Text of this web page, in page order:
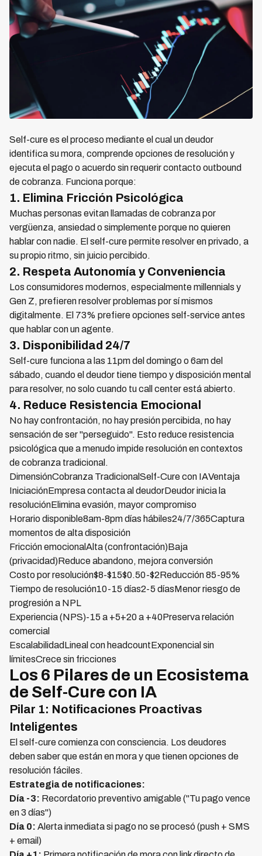
Self-cure es el proceso mediante el cual un deudor
identifica su mora, comprende opciones de resolución y
ejecuta el pago o acuerdo sin requerir contacto outbound
de cobranza. Funciona porque:
1. Elimina Fricción Psicológica
Muchas personas evitan llamadas de cobranza por
vergüenza, ansiedad o simplemente porque no quieren
hablar con nadie. El self-cure permite resolver en privado, a
su propio ritmo, sin juicio percibido.
2. Respeta Autonomía y Conveniencia
Los consumidores modernos, especialmente millennials y
Gen Z, prefieren resolver problemas por sí mismos
digitalmente. El 73% prefiere opciones self-service antes
que hablar con un agente.
3. Disponibilidad 24/7
Self-cure funciona a las 11pm del domingo o 6am del
sábado, cuando el deudor tiene tiempo y disposición mental
para resolver, no solo cuando tu call center está abierto.
4. Reduce Resistencia Emocional
No hay confrontación, no hay presión percibida, no hay
sensación de ser "perseguido". Esto reduce resistencia
psicológica que a menudo impide resolución en contextos
de cobranza tradicional.
DimensiónCobranza TradicionalSelf-Cure con IAVentaja
IniciaciónEmpresa contacta al deudorDeudor inicia la
resoluciónElimina evasión, mayor compromiso
Horario disponible8am-8pm días hábiles24/7/365Captura
momentos de alta disposición
Fricción emocionalAlta (confrontación)Baja
(privacidad)Reduce abandono, mejora conversión
Costo por resolución$8-$15$0.50-$2Reducción 85-95%
Tiempo de resolución10-15 días2-5 díasMenor riesgo de
progresión a NPL
Experiencia (NPS)-15 a +5+20 a +40Preserva relación
comercial
EscalabilidadLineal con headcountExponencial sin
límitesCrece sin fricciones
Los 6 Pilares de un Ecosistema
de Self-Cure con IA
Pilar 1: Notificaciones Proactivas
Inteligentes
El self-cure comienza con consciencia. Los deudores
deben saber que están en mora y que tienen opciones de
resolución fáciles.
Estrategia de notificaciones:
Día -3: Recordatorio preventivo amigable ("Tu pago vence
en 3 días")
Día 0: Alerta inmediata si pago no se procesó (push + SMS
+ email)